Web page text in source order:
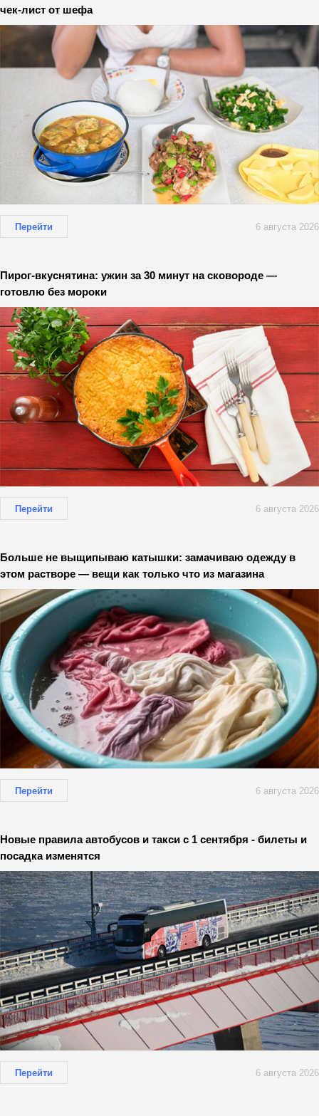
чек-лист от шефа
Перейти 6 августа 2026
Пирог-вкуснятина: ужин за 30 минут на сковороде —
готовлю без мороки
Перейти 6 августа 2026
Больше не выщипываю катышки: замачиваю одежду в
этом растворе — вещи как только что из магазина
Перейти 6 августа 2026
Новые правила автобусов и такси с 1 сентября - билеты и
посадка изменятся
Перейти 6 августа 2026